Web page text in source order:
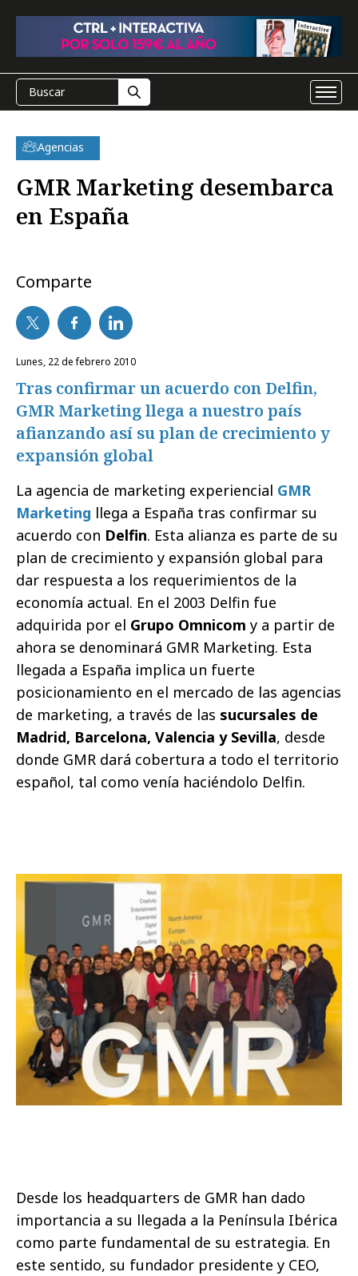
Agencias
GMR Marketing desembarca
en España
Comparte
lunes, 22 de febrero 2010
Tras confirmar un acuerdo con Delfin,
GMR Marketing llega a nuestro país
afianzando así su plan de crecimiento y
expansión global
La agencia de marketing experiencial GMR
Marketing llega a España tras confirmar su
acuerdo con Delfin. Esta alianza es parte de su
plan de crecimiento y expansión global para
dar respuesta a los requerimientos de la
economía actual. En el 2003 Delfin fue
adquirida por el Grupo Omnicom y a partir de
ahora se denominará GMR Marketing. Esta
llegada a España implica un fuerte
posicionamiento en el mercado de las agencias
de marketing, a través de las sucursales de
Madrid, Barcelona, Valencia y Sevilla, desde
donde GMR dará cobertura a todo el territorio
español, tal como venía haciéndolo Delfin.
Desde los headquarters de GMR han dado
importancia a su llegada a la Península Ibérica
como parte fundamental de su estrategia. En
este sentido, su fundador presidente y CEO,